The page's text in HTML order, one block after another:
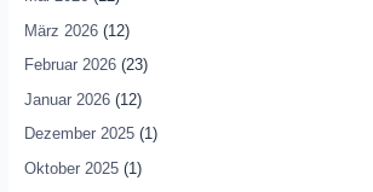
März 2026(12)
Februar 2026(23)
Januar 2026(12)
Dezember 2025(1)
Oktober 2025(1)